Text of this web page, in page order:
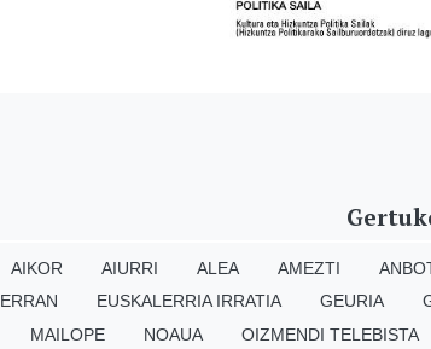
AIKOR AIURRI ALEA AMEZTI
ERRAN EUSKALERRIA IRRATIA GEURIA
MAILOPE NOAUA OIZMENDI TELEBISTA